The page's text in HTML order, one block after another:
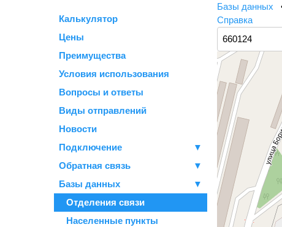
Калькулятор
Цены
Преимущества
Условия использования
Вопросы и ответы
Виды отправлений
Новости
Подключение
▼
Обратная связь
▼
Базы данных
▼
Отделения связи
Населенные пункты
Базы данных
Справка